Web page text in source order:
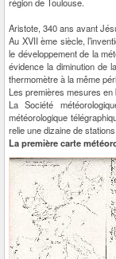
Aristote, 340 ans avant
Au XVII ème siècle,
le développement de la
évidence la diminution de
thermomètre à la même
Les premières mesures en
La Société
météorologique
relie une dizaine de
La première carte